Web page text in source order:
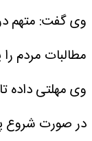
وی گفت: متهم در
مطالبات مردم
وی مهلتی داده
در صورت شروع